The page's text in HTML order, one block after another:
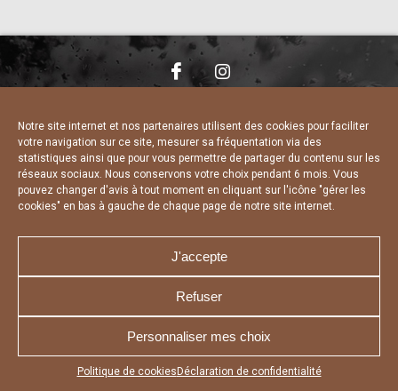
Notre site internet et nos partenaires utilisent des cookies pour faciliter
votre navigation sur ce site, mesurer sa fréquentation via des
statistiques ainsi que pour vous permettre de partager du contenu sur les
réseaux sociaux. Nous conservons votre choix pendant 6 mois. Vous
pouvez changer d'avis à tout moment en cliquant sur l'icône "gérer les
cookies" en bas à gauche de chaque page de notre site internet.
J'accepte
Refuser
Personnaliser mes choix
Politique de cookies Déclaration de confidentialité
Appuyez sur le bouton partager en bas de votre
CHARTE DE CONFIDENTIALITÉ
DÉCLARATION DE CONFIDENTIALITÉ
POLITIQUE D’UTILISATION DES COOKIES
RÉALISÉ PAR L’AGENCE WEB A3 WEB